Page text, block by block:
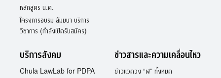
หลักสูตร น.ด.
โครงการอบรม สัมมนา บริการ
วิชาการ (กำลังเปิดรับสมัคร)
บริการสังคม
Chula LawLab for PDPA
ข่าวสารและความเคลื่อนไหว
ข่าวแวดวง “ฬ” ทั้งหมด